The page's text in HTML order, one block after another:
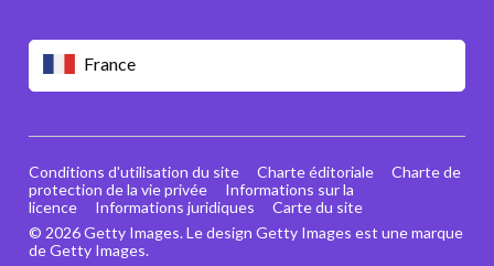
France
© 2026 Getty Images. Le design Getty Images est une marque
de Getty Images.
Conditions d'utilisation du site Charte éditoriale
Charte de
protection de la vie privée
Informations sur la
licence
Informations juridiques Carte du site